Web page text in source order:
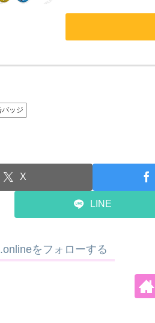
バッジ
X
LINE
をフォローする